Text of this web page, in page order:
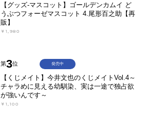
【グッズ-マスコット】ゴールデンカムイ ど
うぶつフォーゼマスコット 4.尾形百之助【再
販】
￥1,980
第3位
【くじメイト】今井文也のくじメイトVol.4～
チャラめに見える幼馴染、実は一途で独占欲
が強いんです～
￥1,100
発売中